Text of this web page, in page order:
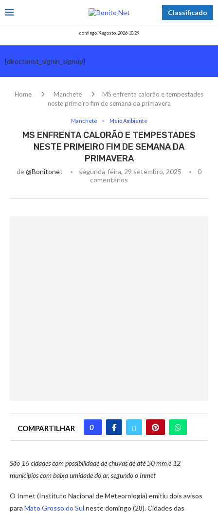
Classificado
domingo, 9 agosto, 2026 10:29
[directorist_signin_signup]
Home Manchete
MS enfrenta calorão e tempestades
neste primeiro fim de semana da primavera
Manchete Meio Ambiente
MS ENFRENTA CALORÃO E TEMPESTADES
NESTE PRIMEIRO FIM DE SEMANA DA
PRIMAVERA
de@bonitonet segunda-feira, 29 setembro, 2025
0
comentários
COMPARTILHAR 0
São 16 cidades com possibilidade de chuvas de até 50 mm e 12
municípios com baixa umidade do ar, segundo o Inmet
O Inmet (Instituto Nacional de Meteorologia) emitiu dois avisos
para Mato Grosso do Sul neste domingo (28). Cidades das